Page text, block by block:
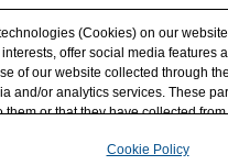
(Cookies) on our
offer social media features
of our website collected through
and/or analytics services. These
or that they have collected
Necessary Cookies, please
Cookie Policy